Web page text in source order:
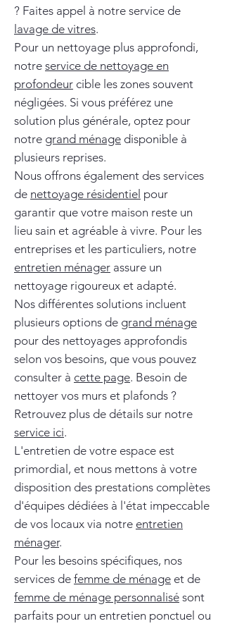
? Faites appel à notre service de
lavage de vitres.
Pour un nettoyage plus approfondi,
notre service de nettoyage en
profondeur cible les zones souvent
négligées. Si vous préférez une
solution plus générale, optez pour
notre grand ménage disponible à
plusieurs reprises.
Nous offrons également des services
de nettoyage résidentiel pour
garantir que votre maison reste un
lieu sain et agréable à vivre. Pour les
entreprises et les particuliers, notre
entretien ménager assure un
nettoyage rigoureux et adapté.
Nos différentes solutions incluent
plusieurs options de grand ménage
pour des nettoyages approfondis
selon vos besoins, que vous pouvez
consulter à cette page. Besoin de
nettoyer vos murs et plafonds ?
Retrouvez plus de détails sur notre
service ici.
L'entretien de votre espace est
primordial, et nous mettons à votre
disposition des prestations complètes
d'équipes dédiées à l'état impeccable
de vos locaux via notre entretien
ménager.
Pour les besoins spécifiques, nos
services de femme de ménage et de
femme de ménage personnalisé sont
parfaits pour un entretien ponctuel ou